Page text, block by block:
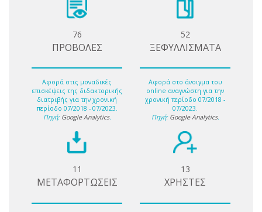
76
ΠΡΟΒΟΛΕΣ
Αφορά στις μοναδικές
επισκέψεις της διδακτορικής
διατριβής για την χρονική
περίοδο 07/2018 - 07/2023.
Πηγή: Google Analytics.
52
ΞΕΦΥΛΛΙΣΜΑΤΑ
Αφορά στο άνοιγμα του
online αναγνώστη για την
χρονική περίοδο 07/2018 -
07/2023.
Πηγή: Google Analytics.
11
ΜΕΤΑΦΟΡΤΩΣΕΙΣ
13
ΧΡΗΣΤΕΣ